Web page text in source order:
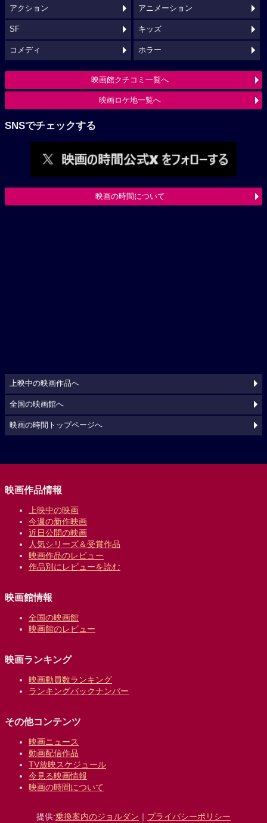
アクション アニメーション
SF キッズ
コメディ ホラー
映画館クチコミ一覧へ
映画ロケ地一覧へ
SNSでチェックする
映画の時間について
上映中の映画作品へ
全国の映画館へ
映画の時間トップページへ
映画作品情報
上映中の映画
今週の新作映画
近日公開の映画
人気シリーズ＆受賞作品
映画作品のレビュー
作品別にレビューを読む
映画館情報
全国の映画館
映画館のレビュー
映画ランキング
映画動員数ランキング
ランキングバックナンバー
その他コンテンツ
映画ニュース
動画配信作品
TV放映スケジュール
今見る映画情報
映画の時間について
提供:乗換案内のジョルダン ｜ プライバシーポリシー